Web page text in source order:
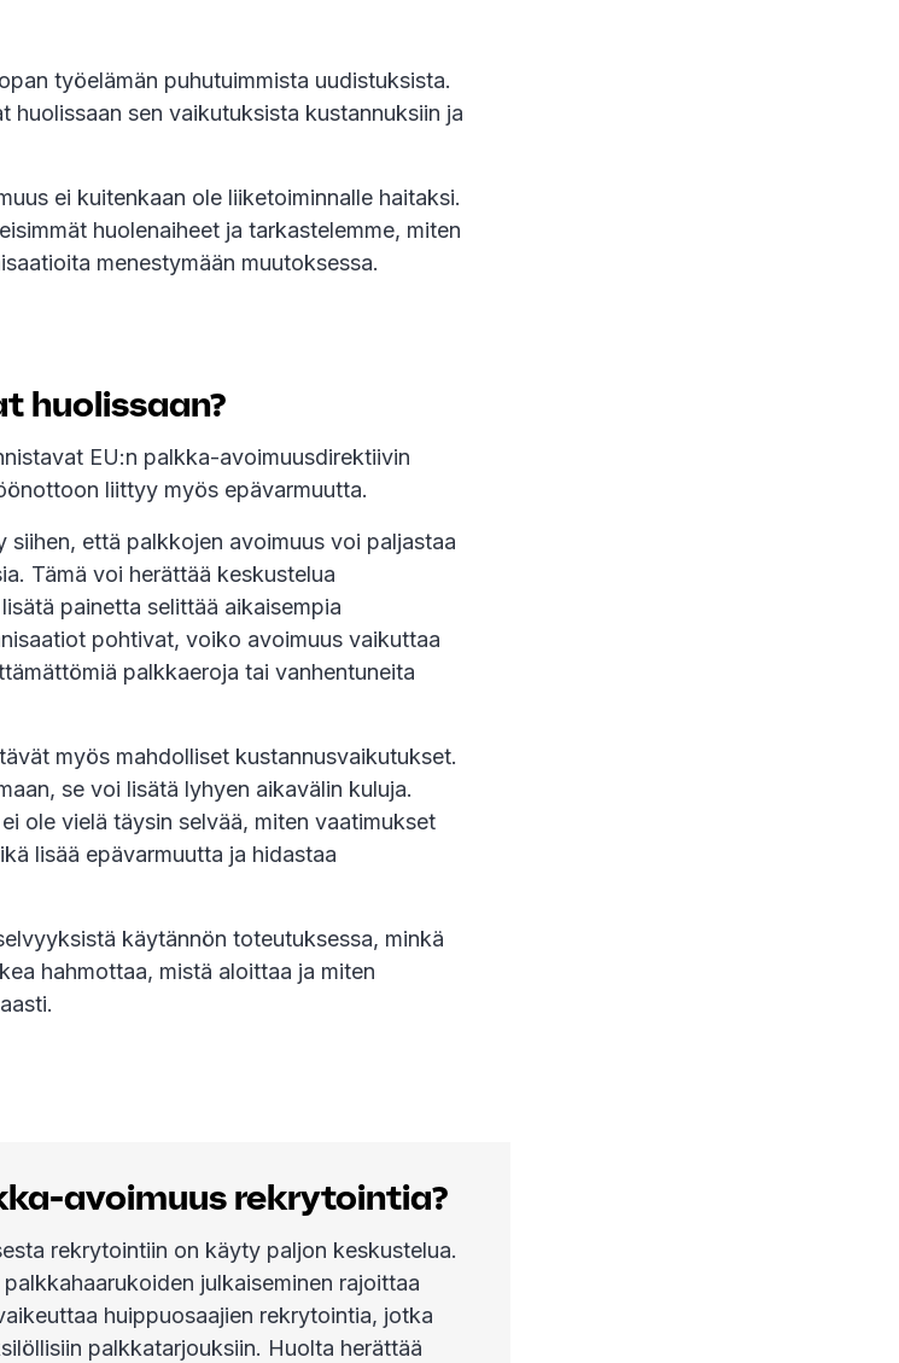
työelämän puhutuimmista uudistuksista.
huolissaan sen vaikutuksista kustannuksiin ja
ei kuitenkaan ole liiketoiminnalle haitaksi.
huolenaiheet ja tarkastelemme, miten
menestymään muutoksessa.
huolissaan?
EU:n palkka-avoimuusdirektiivin
liittyy myös epävarmuutta.
siihen, että palkkojen avoimuus voi paljastaa
Tämä voi herättää keskustelua
painetta selittää aikaisempia
pohtivat, voiko avoimuus vaikuttaa
palkkaeroja tai vanhentuneita
myös mahdolliset kustannusvaikutukset.
se voi lisätä lyhyen aikavälin kuluja.
ole vielä täysin selvää, miten vaatimukset
lisää epävarmuutta ja hidastaa
käytännön toteutuksessa, minkä
hahmottaa, mistä aloittaa ja miten
avoimuus rekrytointia?
rekrytointiin on käyty paljon keskustelua.
julkaiseminen rajoittaa
huippuosaajien rekrytointia, jotka
palkkatarjouksiin. Huolta herättää